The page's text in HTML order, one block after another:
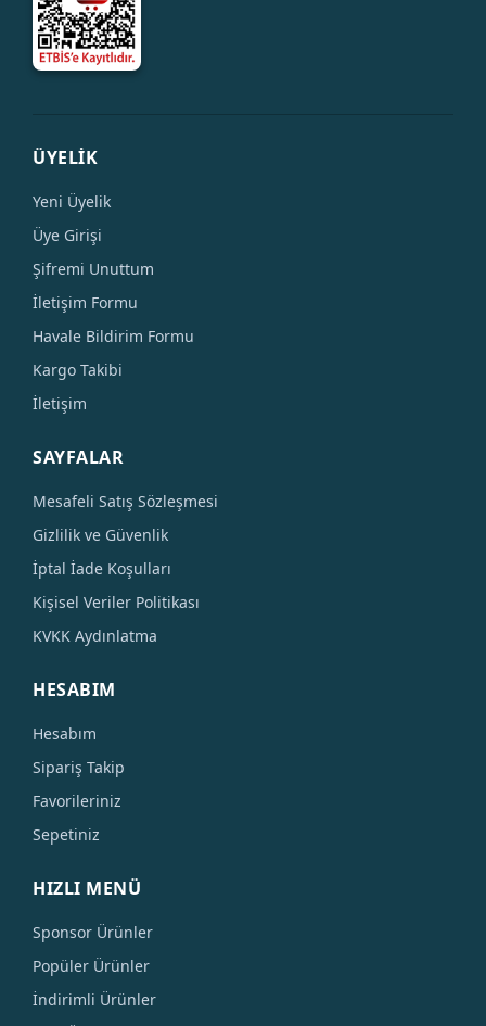
ÜYELİK
Yeni Üyelik
Üye Girişi
Şifremi Unuttum
İletişim Formu
Havale Bildirim Formu
Kargo Takibi
İletişim
SAYFALAR
Mesafeli Satış Sözleşmesi
Gizlilik ve Güvenlik
İptal İade Koşulları
Kişisel Veriler Politikası
KVKK Aydınlatma
HESABIM
Hesabım
Sipariş Takip
Favorileriniz
Sepetiniz
HIZLI MENÜ
Sponsor Ürünler
Popüler Ürünler
İndirimli Ürünler